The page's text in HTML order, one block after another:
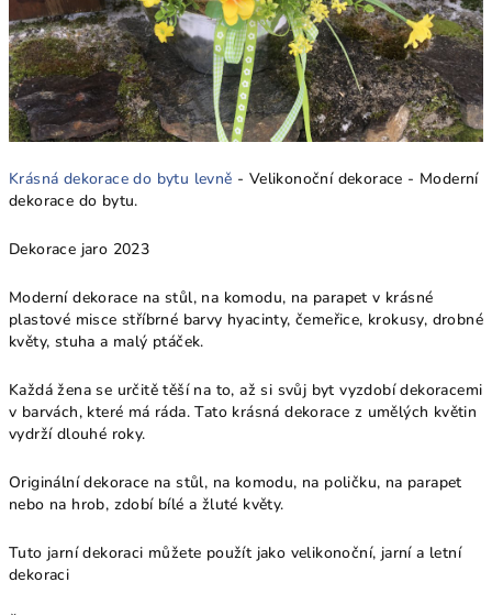
Krásná dekorace do bytu levně - Velikonoční dekorace - Moderní
dekorace do bytu.
Dekorace jaro 2023
Moderní dekorace na stůl, na komodu, na parapet v krásné
plastové misce stříbrné barvy hyacinty, čemeřice, krokusy, drobné
květy, stuha a malý ptáček.
Každá žena se určitě těší na to, až si svůj byt vyzdobí dekoracemi
v barvách, které má ráda. Tato krásná dekorace z umělých květin
vydrží dlouhé roky.
Originální dekorace na stůl, na komodu, na poličku, na parapet
nebo na hrob, zdobí bílé a žluté květy.
Tuto jarní dekoraci můžete použít jako velikonoční, jarní a letní
dekoraci